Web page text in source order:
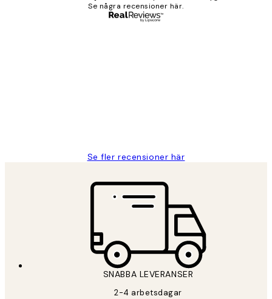
Se några recensioner här.
Se fler recensioner här
SNABBA LEVERANSER
2-4 arbetsdagar